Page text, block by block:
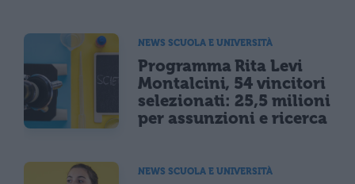
NEWS SCUOLA E UNIVERSITÀ
Programma Rita Levi
Montalcini, 54 vincitori
selezionati: 25,5 milioni
per assunzioni e ricerca
NEWS SCUOLA E UNIVERSITÀ